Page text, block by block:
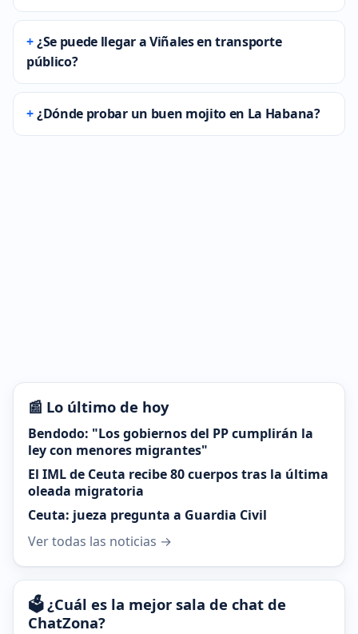
¿Se puede llegar a Viñales en transporte
público?
¿Dónde probar un buen mojito en La Habana?
📰 Lo último de hoy
Bendodo: "Los gobiernos del PP cumplirán la
ley con menores migrantes"
El IML de Ceuta recibe 80 cuerpos tras la última
oleada migratoria
Ceuta: jueza pregunta a Guardia Civil
Ver todas las noticias →
🗳️ ¿Cuál es la mejor sala de chat de
ChatZona?